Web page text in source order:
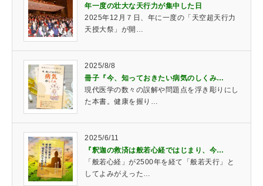
年一度の壮大な天行力が集中した日
2025年12月７日、年に一度の「天空超天行力
天授大祭」が開…
2025/8/8
冊子『今、知っておきたい病気のしくみ…
現代医学の数々の誤解や問題点を浮き彫りにし
た本書。健康を握り…
2025/6/11
『釈迦の救済は般若心経ではじまり、今…
「般若心経」が2500年を経て「般若天行」と
してよみがえった…